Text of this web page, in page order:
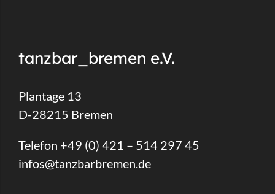
tanzbar_bremen e.V.
Plantage 13
D-28215 Bremen
Telefon +49 (0) 421 – 514 297 45
infos@tanzbarbremen.de